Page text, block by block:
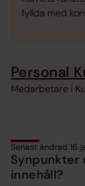
fyllda med
Personal
Medarbetare i
Senast ändrad 16
Synpunkter
innehåll?